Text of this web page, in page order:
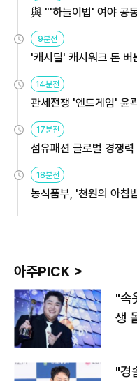
與 "'하늘이법' 여야 공
9분전
'캐시딜' 캐시워크 돈 버
14분전
관세전쟁 '엔드게임' 윤
용해야
17분전
섬유패션 글로벌 경쟁
원
18분전
농식품부, '천원의 아침
아주PICK >
"속
생
"경